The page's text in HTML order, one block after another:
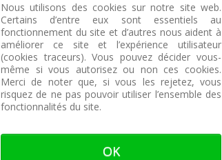
Nous utilisons des cookies sur notre site web.
Certains d’entre eux sont essentiels au
fonctionnement du site et d’autres nous aident à
améliorer ce site et l’expérience utilisateur
(cookies traceurs). Vous pouvez décider vous-
même si vous autorisez ou non ces cookies.
Merci de noter que, si vous les rejetez, vous
risquez de ne pas pouvoir utiliser l’ensemble des
fonctionnalités du site.
OK